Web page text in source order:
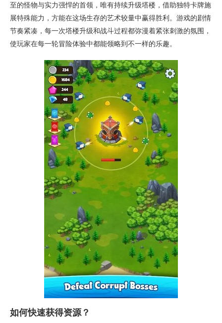
至的怪物与实力强悍的首领，唯有持续升级塔楼，借助独特卡牌施
展特殊能力，方能在这场生存的艺术较量中赢得胜利。游戏的剧情
节奏紧凑，每一次塔楼升级和战斗过程都弥漫着紧张刺激的氛围，
使玩家在每一轮冒险体验中都能领略到不一样的乐趣。
如何快速获得资源？